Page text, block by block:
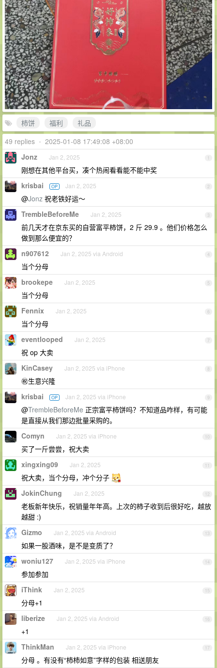
柿饼 福利
礼品
49 replies • 2025-01-08 17:49:08 +08:00
1
Jonz Jan 2, 2025
刚想在其他平台买，凑个热闹看看能不能中奖
2
krisbai OP Jan 2, 2025
@Jonz 祝老铁好运～
3
TrembleBeforeMe Jan 2, 2025
前几天才在京东买的自营富平柿饼，2 斤 29.9 。他们价格怎么
做到那么便宜的？
4
n907612 Jan 2, 2025 via Android
当个分母
5
brookepe Jan 2, 2025
当个分母
6
Fennix Jan 2, 2025
当个分母
7
eventlooped Jan 2, 2025
祝 op 大卖
8
KinCasey Jan 2, 2025 via iPhone
㊗️生意兴隆
9
krisbai OP Jan 2, 2025 via iPhone
@TrembleBeforeMe 正宗富平柿饼吗？不知道品咋样，有可能
是直接从我们那边批量采购的。
10
Comyn Jan 2, 2025 via iPhone
买了一斤尝尝，祝大卖
11
xingxing09 Jan 2, 2025
祝大卖，当个分母，冲个分子
12
JokinChung Jan 2, 2025
老板新年快乐，祝销量年年高。上次的柿子收到后很好吃，越放
越甜 :)
13
Gizmo Jan 2, 2025 via Android
如果一股酒味，是不是变质了？
14
woniu127 Jan 2, 2025 via iPhone
参加参加
15
iThink Jan 2, 2025
分母+1
16
liberize Jan 2, 2025 via Android
+1
17
ThinkMan Jan 2, 2025 via iPhone
分母 。有没有“柿柿如意”字样的包装 相送朋友